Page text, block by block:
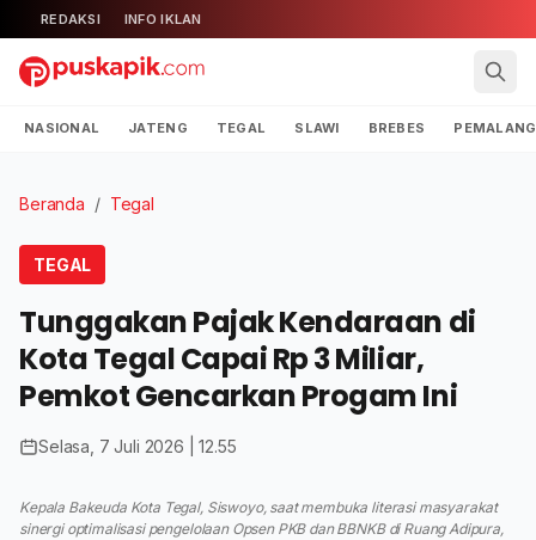
REDAKSI INFO IKLAN
NASIONAL JATENG TEGAL SLAWI BREBES PEMALANG
Beranda / Tegal
TEGAL
Tunggakan Pajak Kendaraan di
Kota Tegal Capai Rp 3 Miliar,
Pemkot Gencarkan Progam Ini
Selasa, 7 Juli 2026 | 12.55
Kepala Bakeuda Kota Tegal, Siswoyo, saat membuka literasi masyarakat
sinergi optimalisasi pengelolaan Opsen PKB dan BBNKB di Ruang Adipura,